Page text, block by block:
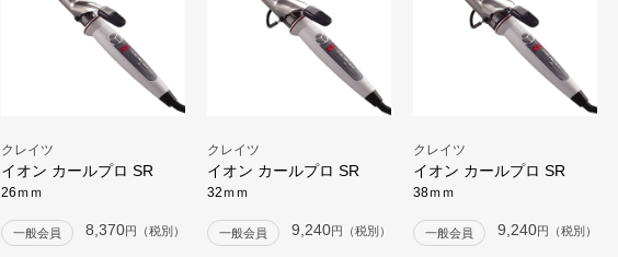
クレイツ
イオン カールプロ SR
26ｍｍ
一般会員 8,370円（税別）
クレイツ
イオン カールプロ SR
32ｍｍ
一般会員 9,240円（税別）
クレイツ
イオン カールプロ SR
38ｍｍ
一般会員 9,240円（税別）